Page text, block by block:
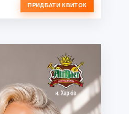
ПРИДБАТИ КВИТОК